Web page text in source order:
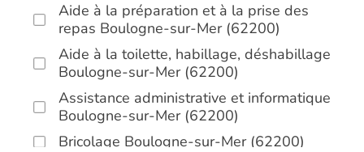
Aide à la préparation et à la prise des
repas Boulogne-sur-Mer (62200)
Aide à la toilette, habillage, déshabillage
Boulogne-sur-Mer (62200)
Assistance administrative et informatique
Boulogne-sur-Mer (62200)
Bricolage Boulogne-sur-Mer (62200)